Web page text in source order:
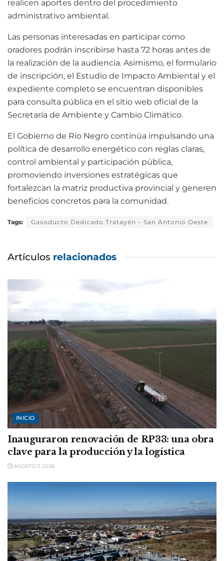
realicen aportes dentro del procedimiento
administrativo ambiental.
Las personas interesadas en participar como
oradores podrán inscribirse hasta 72 horas antes de
la realización de la audiencia. Asimismo, el formulario
de inscripción, el Estudio de Impacto Ambiental y el
expediente completo se encuentran disponibles
para consulta pública en el sitio web oficial de la
Secretaría de Ambiente y Cambio Climático.
El Gobierno de Río Negro continúa impulsando una
política de desarrollo energético con reglas claras,
control ambiental y participación pública,
promoviendo inversiones estratégicas que
fortalezcan la matriz productiva provincial y generen
beneficios concretos para la comunidad.
Tags: Gasoducto Dedicado Tratayén – San Antonio Oeste
Artículos relacionados
INICIO
Inauguraron renovación de RP33: una obra
clave para la producción y la logística
AGOSTO 7, 2026